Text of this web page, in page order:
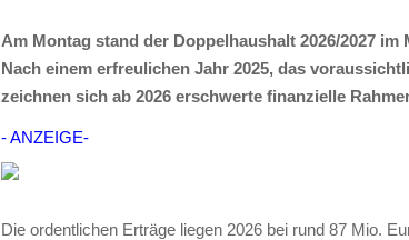
Am Montag stand der Doppelhaushalt 2026/2027
Nach einem erfreulichen Jahr 2025, das
zeichnen sich ab 2026 erschwerte finanzielle
- ANZEIGE-
Die ordentlichen Erträge liegen 2026 bei rund 87 Mio.